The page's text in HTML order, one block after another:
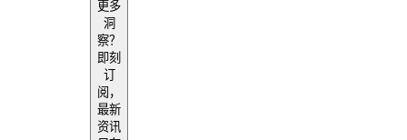
更多
洞
察？
即刻
订
阅，
最新
资讯